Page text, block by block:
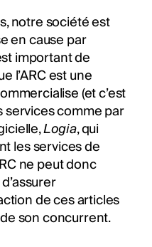
notre société est
en cause par
important de
l’ARC est une
(et c’est
services comme par
Logia, qui
les services de
ne peut donc
de ces articles
son concurrent.